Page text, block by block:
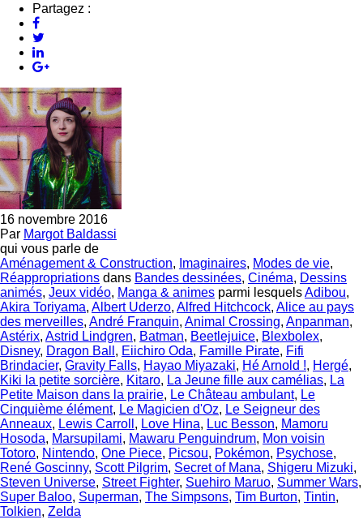
Partagez :
16 novembre 2016
Par Margot Baldassi
qui vous parle de
Aménagement & Construction, Imaginaires, Modes de vie,
Réappropriations dans Bandes dessinées, Cinéma, Dessins
animés, Jeux vidéo, Manga & animes parmi lesquelsAdibou,
Akira Toriyama, Albert Uderzo, Alfred Hitchcock, Alice au pays
des merveilles, André Franquin, Animal Crossing, Anpanman,
Astérix, Astrid Lindgren, Batman, Beetlejuice, Blexbolex,
Disney, Dragon Ball , Eiichiro Oda, Famille Pirate, Fifi
Brindacier, Gravity Falls, Hayao Miyazaki, Hé Arnold !, Hergé,
Kiki la petite sorcière, Kitaro, La Jeune fille aux camélias, La
Petite Maison dans la prairie, Le Château ambulant, Le
Cinquième élément, Le Magicien d'Oz, Le Seigneur des
Anneaux, Lewis Carroll , Love Hina, Luc Besson, Mamoru
Hosoda, Marsupilami, Mawaru Penguindrum, Mon voisin
Totoro, Nintendo, One Piece, Picsou, Pokémon, Psychose,
René Goscinny, Scott Pilgrim, Secret of Mana, Shigeru Mizuki,
Steven Universe, Street Fighter, Suehiro Maruo, Summer Wars,
Super Baloo, Superman, The Simpsons, Tim Burton, Tintin,
Tolkien, Zelda